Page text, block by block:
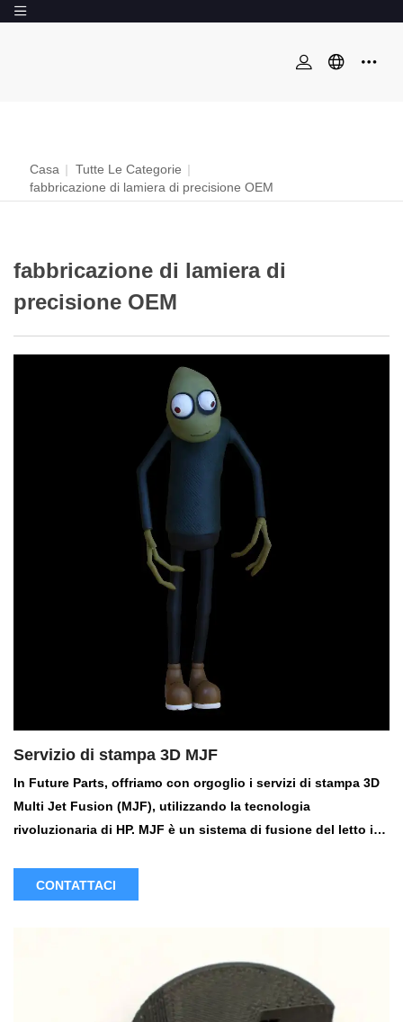
Casa | Tutte Le Categorie |
fabbricazione di lamiera di precisione OEM
fabbricazione di lamiera di
precisione OEM
Servizio di stampa 3D MJF
In Future Parts, offriamo con orgoglio i servizi di stampa 3D
Multi Jet Fusion (MJF), utilizzando la tecnologia
rivoluzionaria di HP. MJF è un sistema di fusione del letto in
forza e durata, rendendolo ideale sia per le parti di
CONTATTACI